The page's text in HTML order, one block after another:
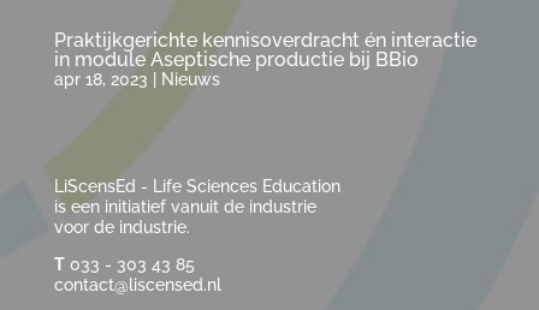
Praktijkgerichte kennisoverdracht én interactie
in module Aseptische productie bij BBio
apr 18, 2023 Nieuws
LiScensEd - Life Sciences Education
is een initiatief vanuit de industrie
voor de industrie.
T033 - 303 43 85
contact@liscensed.nl